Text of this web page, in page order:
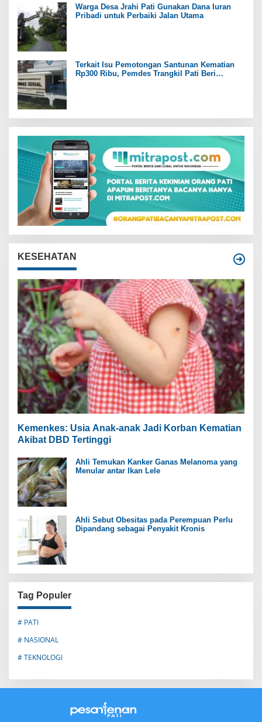
Warga Desa Jrahi Pati Gunakan Dana Iuran
Pribadi untuk Perbaiki Jalan Utama
Terkait Isu Pemotongan Santunan Kematian
Rp300 Ribu, Pemdes Trangkil Pati Beri
KESEHATAN
Kemenkes: Usia Anak-anak Jadi Korban Kematian
Akibat DBD Tertinggi
Ahli Temukan Kanker Ganas Melanoma yang
Menular antar Ikan Lele
Ahli Sebut Obesitas pada Perempuan Perlu
Dipandang sebagai Penyakit Kronis
Tag Populer
# PATI
# NASIONAL
# TEKNOLOGI